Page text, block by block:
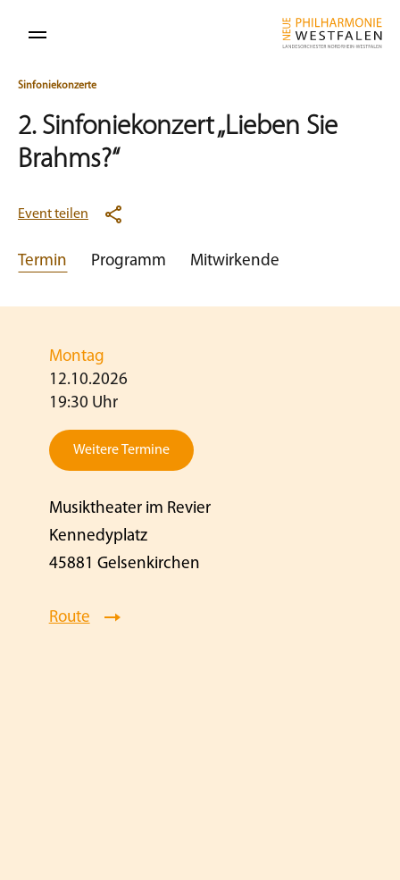
Sinfoniekonzerte
2. Sinfoniekonzert „Lieben Sie
Brahms?“
Event teilen
Termin Programm Mitwirkende
Montag
12.10.2026
19:30 Uhr
Weitere Termine
Musiktheater im Revier
Kennedyplatz
45881 Gelsenkirchen
Route